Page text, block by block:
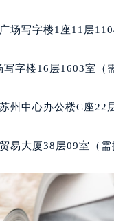
盟市左旗土尔扈特
青山区幸福路甲3号
斯市东胜区伊金霍
科尔沁区明仁大街
察布市集宁区恩和大
郭勒盟市锡林浩特市
盟市乌兰浩特市兴安
场写字楼1座11层
字楼16层1603室（
州中心办公楼C座22
易大厦38层09室（需